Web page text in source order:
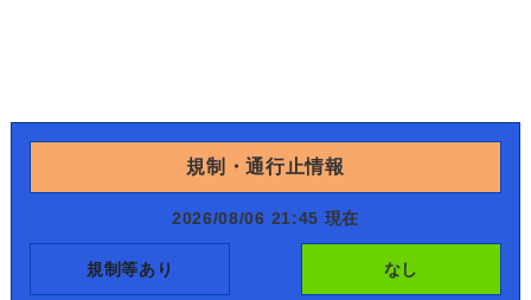
規制・通行止情報
2026/08/06 21:45 現在
規制等あり なし